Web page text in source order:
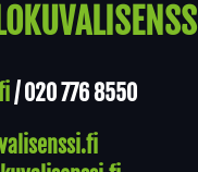
/020 776 8550